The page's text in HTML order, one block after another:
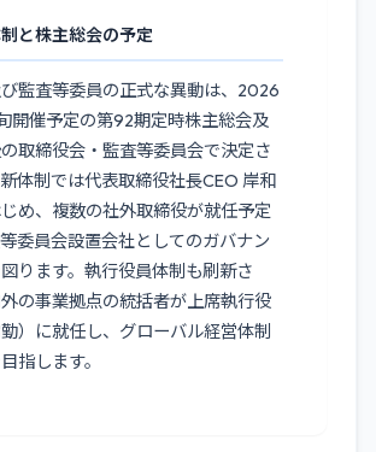
と株主総会の予定
監査等委員の正式な異動は、2026
開催予定の第92期定時株主総会及
取締役会・監査等委員会で決定さ
体制では代表取締役社長CEO 岸和
め、複数の社外取締役が就任予定
委員会設置会社としてのガバナン
ります。執行役員体制も刷新さ
の事業拠点の統括者が上席執行役
）に就任し、グローバル経営体制
指します。